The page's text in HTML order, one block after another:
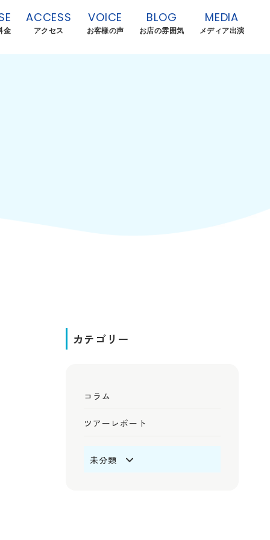
金
ACCESS
アクセス
VOICE
お客様の声
BLOG
お店の雰囲気
MEDIA
メディア出演
カテゴリー
コラム
ツアーレポート
未分類